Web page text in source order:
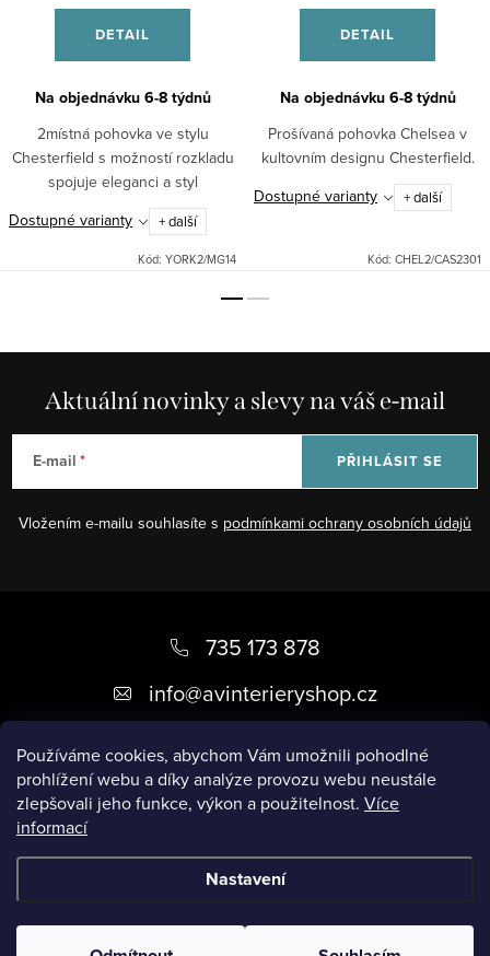
Používáme cookies, abychom Vám umožnili pohodlné
prohlížení webu a díky analýze provozu webu neustále
zlepšovali jeho funkce, výkon a použitelnost. Více
informací
Nastavení
DETAIL
Na objednávku 6-8 týdnů
2místná pohovka ve stylu
Chesterfield s možností rozkladu
spojuje eleganci a styl
Dostupné varianty
+ další
Kód: YORK2/MG14
DETAIL
Na objednávku 6-8 týdnů
Prošívaná pohovka Chelsea v
kultovním designu Chesterfield.
Dostupné varianty
+ další
Kód: CHEL2/CAS2301
Aktuální novinky a slevy na váš e-mail
E-mail
Vložením e-mailu souhlasíte s podmínkami ochrany osobních údajů
PŘIHLÁSIT SE
a
735 173 878
info@avinterieryshop.cz
Užitečné informace
Copyright 2026AV Interiéry. Všechna práva vyhrazena.